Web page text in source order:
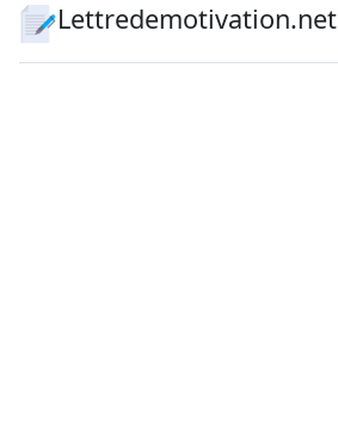
Lettredemotivation.net